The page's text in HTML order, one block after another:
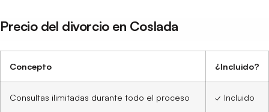
Precio del divorcio en Coslada
Concepto ¿Incluido?
Consultas ilimitadas durante todo el proceso ✓ Incluido